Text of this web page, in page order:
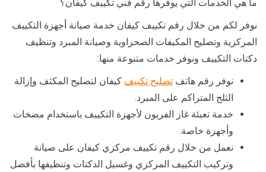
ما هي الخدمات التي يوفرها رقم فني تكييف كيفان؟
نوفر لكم من خلال رقم تكييف كيفان خدمة صيانة أجهزة التكييف
المركزية وتصليح المكيفات الصحراوية وصيانة المبرد وتنظيف
دكتات التكييف ونوفر خدمات متنوعة منها:
نوفر رقم هاتف تصليح تكييف كيفان لتصليح المكثف وإزالة
الثلج المتراكم على المبرد.
خدمة تعبئة غاز الفريون لأجهزة التكييف باستخدام مضخات
وأجهزة خاصة.
نعمل من خلال رقم تكييف مركزي كيفان على صيانة
وتركيب التكييف المركزي وغسيل الدكتات وتنظيفها بأفضل